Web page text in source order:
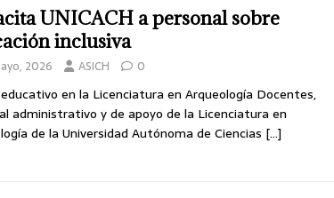
UNICACH a personal sobre
inclusiva
2026 ASICH 0
en la Licenciatura en Arqueología Docentes,
administrativo y de apoyo de la Licenciatura en
de la Universidad Autónoma de Ciencias […]